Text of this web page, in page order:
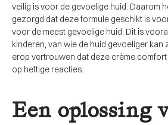
veilig is voor de gevoelige huid. Daarom
gezorgd dat deze formule geschikt is
voor de meest gevoelige huid. Dit is
kinderen, van wie de huid gevoeliger kan
erop vertrouwen dat deze crème
op heftige reacties.
Een oplossing